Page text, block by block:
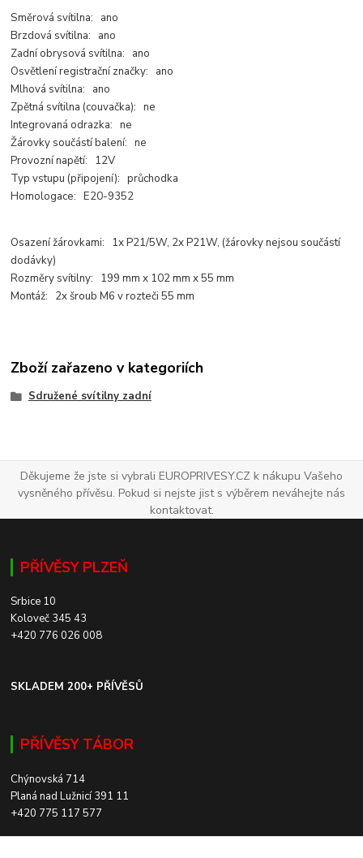
Směrová svítilna: ano
Brzdová svítilna: ano
Zadní obrysová svítilna: ano
Osvětlení registrační značky: ano
Mlhová svítilna: ano
Zpětná svítilna (couvačka): ne
Integrovaná odrazka: ne
Žárovky součástí balení: ne
Provozní napětí: 12V
Typ vstupu (připojení): průchodka
Homologace: E20-9352
Osazení žárovkami: 1x P21/5W, 2x P21W, (žárovky nejsou součástí
dodávky)
Rozměry svítilny: 199 mm x 102 mm x 55 mm
Montáž: 2x šroub M6 v rozteči 55 mm
Zboží zařazeno v kategoriích
Sdružené svítilny zadní
Děkujeme že jste si vybrali EUROPRIVESY.CZ k nákupu Vašeho
vysněného přívěsu. Pokud si nejste jist s výběrem neváhejte nás
kontaktovat.
PŘÍVĚSY PLZEŇ
Srbice 10
Koloveč 345 43
+420 776 026 008
SKLADEM 200+ PŘÍVĚSŮ
PŘÍVĚSY TÁBOR
Chýnovská 714
Planá nad Lužnicí 391 11
+420 775 117 577